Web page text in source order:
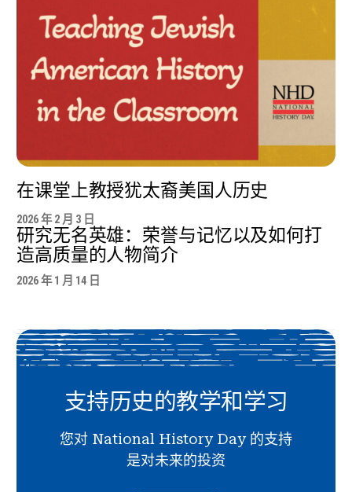
在课堂上教授犹太裔美国人历史
2026 年 2 月 3 日
研究无名英雄：荣誉与记忆以及如何打
造高质量的人物简介
2026 年 1 月 14 日
支持历史的教学和学习
您对 National History Day 的支持
是对未来的投资